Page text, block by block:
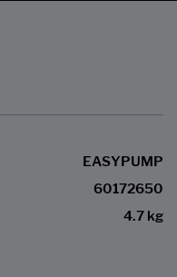
EASYPUMP
60172650
4.7 kg